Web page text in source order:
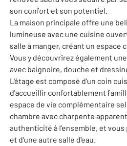
son confort et son potentiel.
La maison principale offre une
lumineuse avec une cuisine
salle à manger, créant un espace
Vous y découvrirez également
avec baignoire, douche et
L'étage est composé d'un coin
d'accueillir confortablement
espace de vie complémentaire
chambre avec charpente
authenticité à l'ensemble, et
et d'une autre salle d'eau.